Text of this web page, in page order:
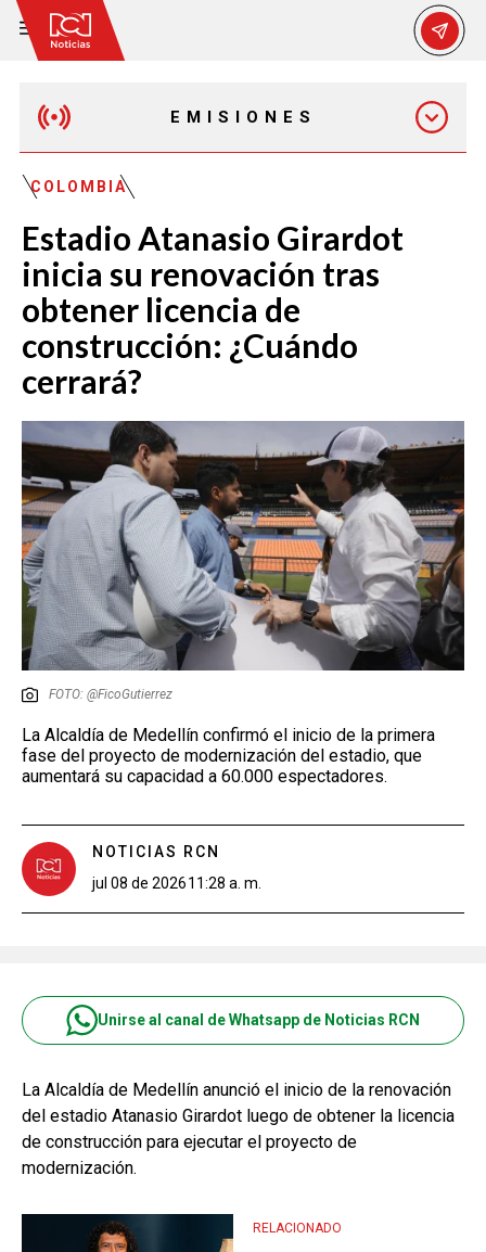
EMISIONES
EMISIÓN 7:00 PM
COLOMBIA
Estadio Atanasio Girardot
inicia su renovación tras
obtener licencia de
construcción: ¿Cuándo
cerrará?
FOTO: @FicoGutierrez
La Alcaldía de Medellín confirmó el inicio de la primera
fase del proyecto de modernización del estadio, que
aumentará su capacidad a 60.000 espectadores.
NOTICIAS RCN
jul 08 de 202611:28 a. m.
Unirse al canal de Whatsapp de Noticias RCN
La Alcaldía de Medellín anunció el inicio de la renovación
del estadio Atanasio Girardot luego de obtener la licencia
de construcción para ejecutar el proyecto de
modernización.
RELACIONADO